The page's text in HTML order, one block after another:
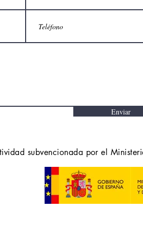
Enviar
subvencionada por el